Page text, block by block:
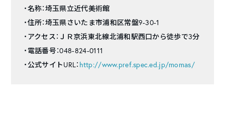
・名称：埼玉県立近代美術館
・住所：埼玉県さいたま市浦和区常盤9-30-1
・アクセス：ＪＲ京浜東北線北浦和駅西口から徒歩で3分
・電話番号：048-824-0111
・公式サイトURL： http://www.pref.spec.ed.jp/momas/